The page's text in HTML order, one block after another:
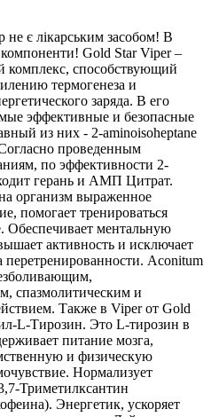
не є лікарським засобом! В
компоненти! Gold Star Viper –
способствующий
термогенеза и
заряда. В его
эффективные и безопасные
из них - 2-aminoisoheptane
проведенным
по эффективности 2-
герань и АМП Цитрат.
организм выраженное
помогает тренироваться
Обеспечивает ментальную
активность и исключает
перетренированности. Aconitum
спазмолитическим и
Также в Viper от Gold
L-Тирозин. Это L-тирозин в
питание мозга,
и физическую
Нормализует
Триметилксантин
Энергетик, ускоряет